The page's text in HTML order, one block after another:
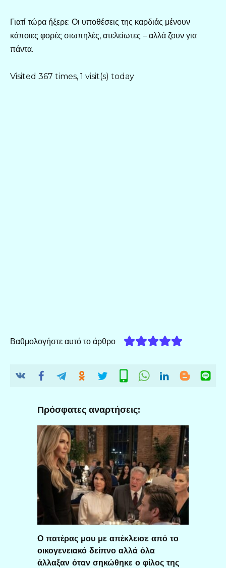
Γιατί τώρα ήξερε: Οι υποθέσεις της καρδιάς μένουν
κάποιες φορές σιωπηλές, ατελείωτες – αλλά ζουν για
πάντα.
Visited 367 times, 1 visit(s) today
Βαθμολογήστε αυτό το άρθρο
Πρόσφατες αναρτήσεις:
Ο πατέρας μου με απέκλεισε από το
οικογενειακό δείπνο αλλά όλα
άλλαξαν όταν σηκώθηκε ο φίλος της